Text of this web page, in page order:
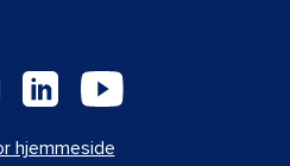
hjemmeside